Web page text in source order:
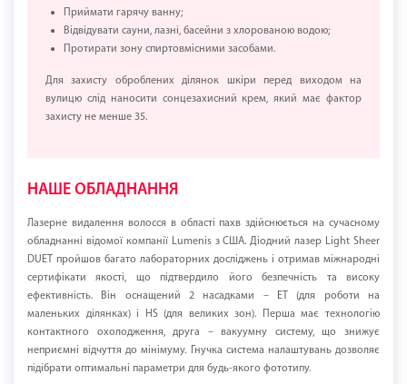
Приймати гарячу ванну;
Відвідувати сауни, лазні, басейни з хлорованою водою;
Протирати зону спиртовмісними засобами.
Для захисту оброблених ділянок шкіри перед виходом на
вулицю слід наносити сонцезахисний крем, який має фактор
захисту не менше 35.
НАШЕ ОБЛАДНАННЯ
Лазерне видалення волосся в області пахв здійснюється на сучасному
обладнанні відомої компанії Lumenis з США. Діодний лазер Light Sheer
DUET пройшов багато лабораторних досліджень і отримав міжнародні
сертифікати якості, що підтвердило його безпечність та високу
ефективність. Він оснащений 2 насадками – ET (для роботи на
маленьких ділянках) і HS (для великих зон). Перша має технологію
контактного охолодження, друга – вакуумну систему, що знижує
неприємні відчуття до мінімуму. Гнучка система налаштувань дозволяє
підібрати оптимальні параметри для будь-якого фототипу.